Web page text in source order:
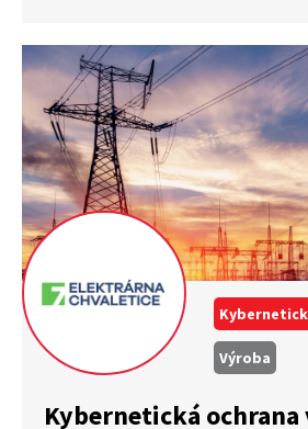
Výroba
Kybernetická